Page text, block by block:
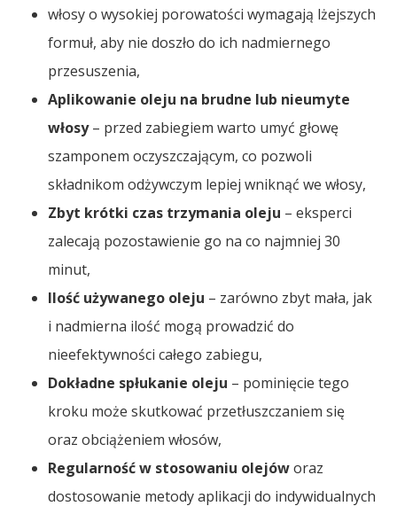
włosy o wysokiej porowatości wymagają lżejszych
formuł, aby nie doszło do ich nadmiernego
przesuszenia,
Aplikowanie oleju na brudne lub nieumyte
włosy– przed zabiegiem warto umyć głowę
szamponem oczyszczającym, co pozwoli
składnikom odżywczym lepiej wniknąć we włosy,
Zbyt krótki czas trzymania oleju – eksperci
zalecają pozostawienie go na co najmniej 30
minut,
Ilość używanego oleju – zarówno zbyt mała, jak
i nadmierna ilość mogą prowadzić do
nieefektywności całego zabiegu,
Dokładne spłukanie oleju – pominięcie tego
kroku może skutkować przetłuszczaniem się
oraz obciążeniem włosów,
Regularność w stosowaniu olejóworaz
dostosowanie metody aplikacji do indywidualnych